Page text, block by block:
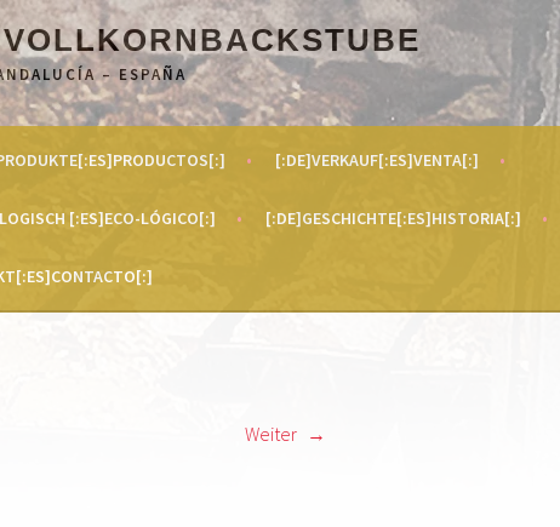
– ESPAÑA
[:DE]VERKAUF[:ES]VENTA[:]
[:ES]ECO-LÓGICO[:] [:DE]GESCHICHTE[:ES]HISTORIA[:]
Weiter